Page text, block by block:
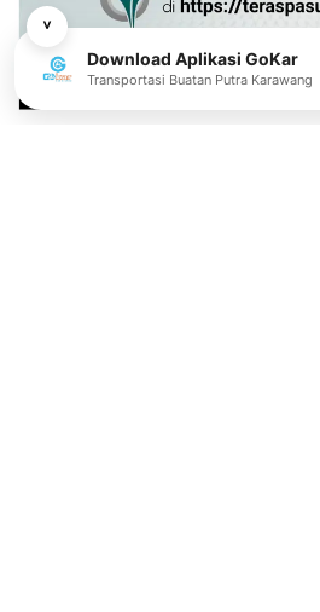
˅
Download Aplikasi GoKar
Transportasi Buatan Putra Karawang